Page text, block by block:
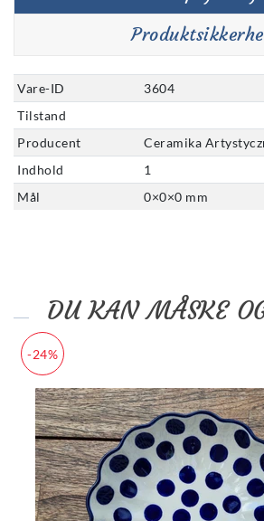
Vare-ID
3604
Tilstand
Producent
Ceramika
Indhold
1
Mål
0×0×0 mm
DU KAN MÅSKE
-24%